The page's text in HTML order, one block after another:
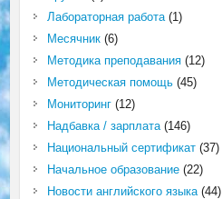
Лабораторная работа(1)
Месячник(6)
Методика преподавания(12)
Методическая помощь(45)
Мониторинг(12)
Надбавка / зарплата(146)
Национальный сертификат(37)
Начальное образование(22)
Новости английского языка(44)